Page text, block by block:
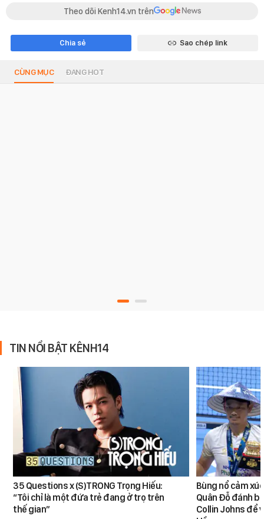
Theo dõi Kenh14.vn trên
Chia sẻ Sao chép link
CÙNG MỤC ĐANG HOT
TIN NỔI BẬT KÊNH14
35 Questions x (S)TRONG Trọng Hiếu:
“Tôi chỉ là một đứa trẻ đang ở trọ trên
thế gian”
Bùng nổ cảm
Quân Đỗ đánh
Collin Johns để